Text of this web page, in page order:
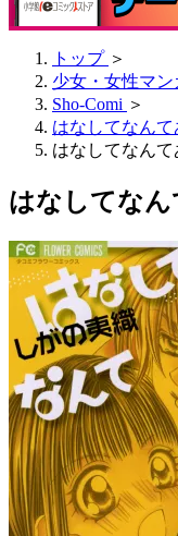
トップ ＞
少女・女性マン
Sho-Comi ＞
はなしてなんて
はなしてなんて
はなしてな